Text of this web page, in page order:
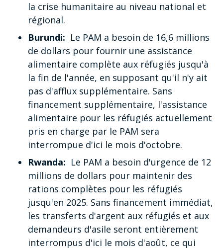
la crise humanitaire au niveau national et
régional.
Burundi: Le PAM a besoin de 16,6 millions
de dollars pour fournir une assistance
alimentaire complète aux réfugiés jusqu'à
la fin de l'année, en supposant qu'il n'y ait
pas d'afflux supplémentaire. Sans
financement supplémentaire, l'assistance
alimentaire pour les réfugiés actuellement
pris en charge par le PAM sera
interrompue d'ici le mois d'octobre.
Rwanda: Le PAM a besoin d'urgence de 12
millions de dollars pour maintenir des
rations complètes pour les réfugiés
jusqu'en 2025. Sans financement immédiat,
les transferts d'argent aux réfugiés et aux
demandeurs d'asile seront entièrement
interrompus d'ici le mois d'août, ce qui